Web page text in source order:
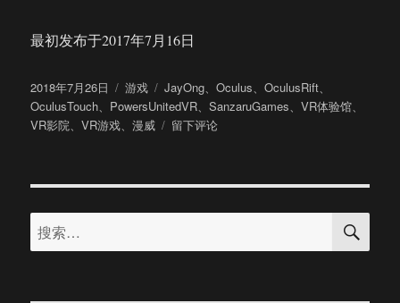
最初发布于2017年7月16日
发
布
于
2018年7月26日
分
类
游戏
标
签
JayOng、Oculus、OculusRift、
OculusTouch、 PowersUnitedVR、SanzaruGames、VR体验馆、
VR影院、VR游戏、漫威
于
中
身
级
留下评论
搜
索：
搜